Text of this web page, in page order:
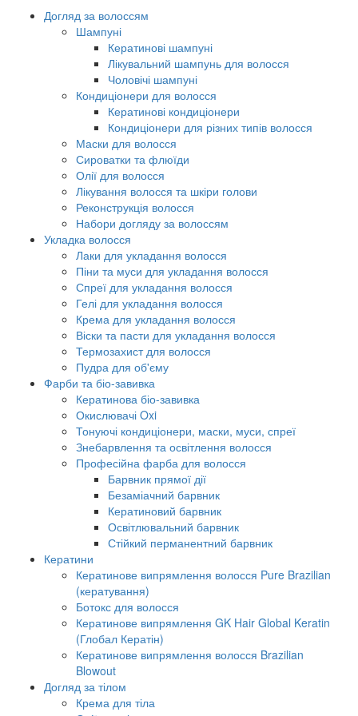
Догляд за волоссям
Шампуні
Кератинові шампуні
Лікувальний шампунь для волосся
Чоловічі шампуні
Кондиціонери для волосся
Кератинові кондиціонери
Кондиціонери для різних типів волосся
Маски для волосся
Сироватки та флюїди
Олії для волосся
Лікування волосся та шкіри голови
Реконструкція волосся
Набори догляду за волоссям
Укладка волосся
Лаки для укладання волосся
Піни та муси для укладання волосся
Спреї для укладання волосся
Гелі для укладання волосся
Крема для укладання волосся
Віски та пасти для укладання волосся
Термозахист для волосся
Пудра для об'єму
Фарби та біо-завивка
Кератинова біо-завивка
Окислювачі Oxi
Тонуючі кондиціонери, маски, муси, спреї
Знебарвлення та освітлення волосся
Професійна фарба для волосся
Барвник прямої дії
Безаміачний барвник
Кератиновий барвник
Освітлювальний барвник
Стійкий перманентний барвник
Кератини
Кератинове випрямлення волосся Pure Brazilian
(кератування)
Ботокс для волосся
Кератинове випрямлення GK Hair Global Keratin
(Глобал Кератін)
Кератинове випрямлення волосся Brazilian
Blowout
Догляд за тілом
Крема для тіла